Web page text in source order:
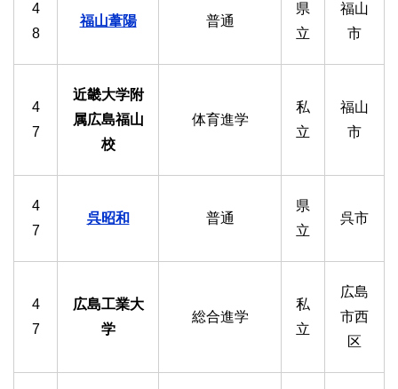
4
8
福山葦陽 普通
県
立
福山
市
4
7
近畿大学附
属広島福山
校
体育進学
私
立
福山
市
4
7
呉昭和 普通
県
立
呉市
4
7
広島工業大
学
総合進学
私
立
広島
市西
区